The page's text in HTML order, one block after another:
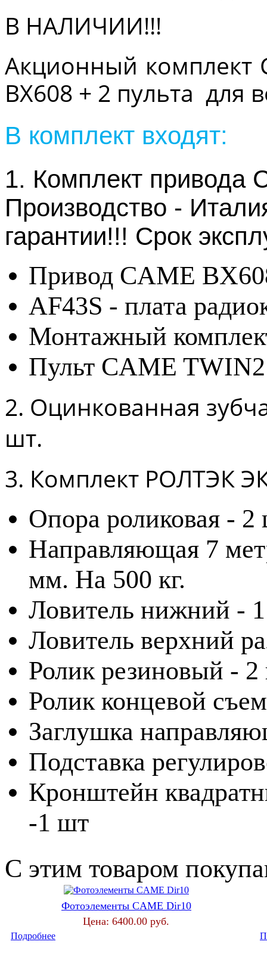
В НАЛИЧИИ!!!
Акционный комплект
BX608 + 2 пульта
В комплект входят:
1. Комплект привода
Производство -
гарантии!!! Срок
Привод CAME
AF43S - плата
Монтажный
Пульт CAME
2. Оцинкованная
шт.
3. Комплект РОЛТЭК
Опора роликовая - 2
Направляющая 7
мм. На 500 кг.
Ловитель нижний -
Ловитель верхний
Ролик резиновый -
Ролик концевой
Заглушка
Подставка
Кронштейн
-1 шт
С этим товаром
Фотоэлементы CAME Dir10
Цена:6400.00 руб.
Подробнее